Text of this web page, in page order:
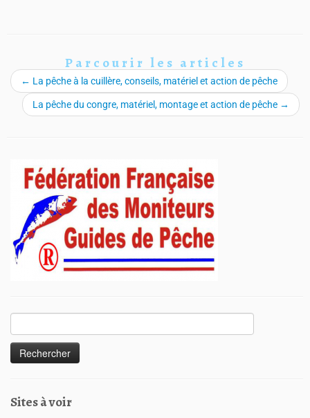
Parcourir les articles
← La pêche à la cuillère, conseils, matériel et action de pêche
La pêche du congre, matériel, montage et action de pêche →
Sites à voir